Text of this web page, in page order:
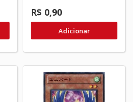
R$ 0,90
Adicionar